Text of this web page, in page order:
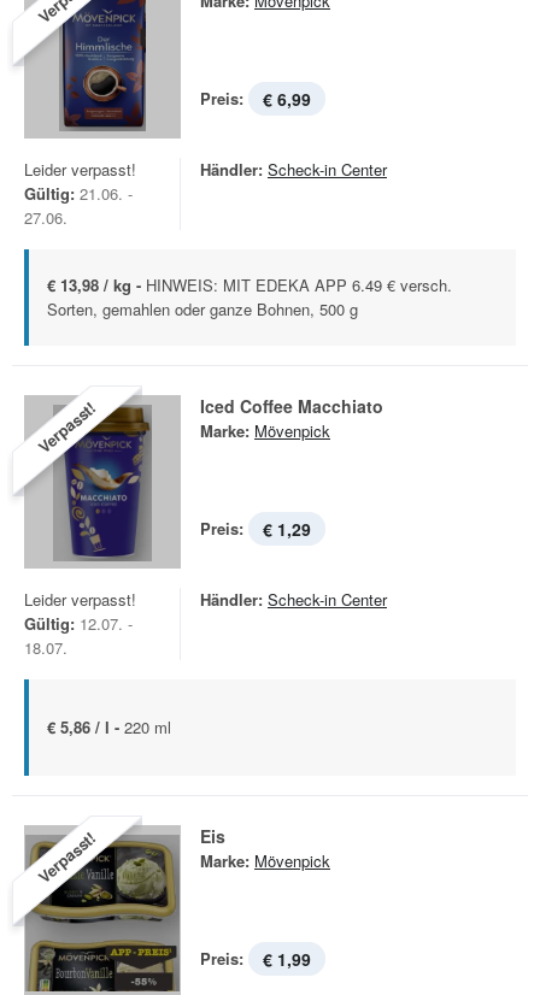
Preis: € 6,99
Leider verpasst!
Gültig: 21.06. -
27.06.
Händler: Scheck-in Center
€ 13,98 / kg - HINWEIS: MIT EDEKA APP 6.49 € versch.
Sorten, gemahlen oder ganze Bohnen, 500 g
Verpasst! Iced Coffee Macchiato
Marke: Mövenpick
Preis: € 1,29
Leider verpasst!
Gültig: 12.07. -
18.07.
Händler: Scheck-in Center
€ 5,86 / l - 220 ml
Verpasst! Eis
Marke: Mövenpick
Preis: € 1,99